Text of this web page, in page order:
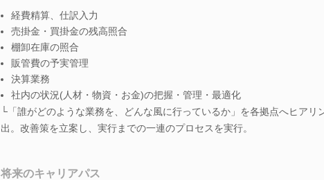
経費精算、仕訳入力
売掛金・買掛金の残高照合
棚卸在庫の照合
販管費の予実管理
決算業務
社内の状況(人材・物資・お金)の把握・管理・最適化
└「誰がどのような業務を、どんな風に行っているか」を各拠点へヒアリ
出。改善策を立案し、実行までの一連のプロセスを実行。
将来のキャリアパス